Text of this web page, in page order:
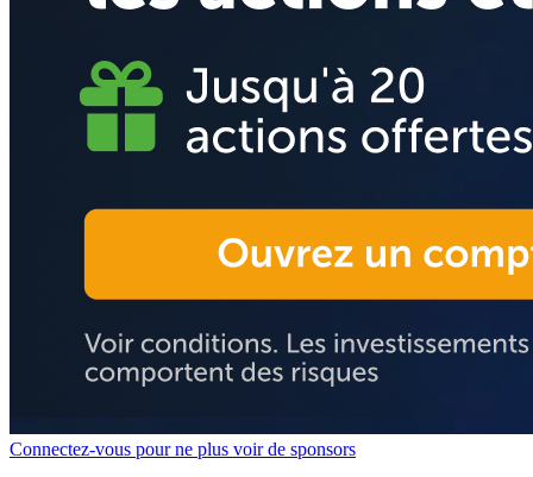
Connectez-vous pour ne plus voir de sponsors